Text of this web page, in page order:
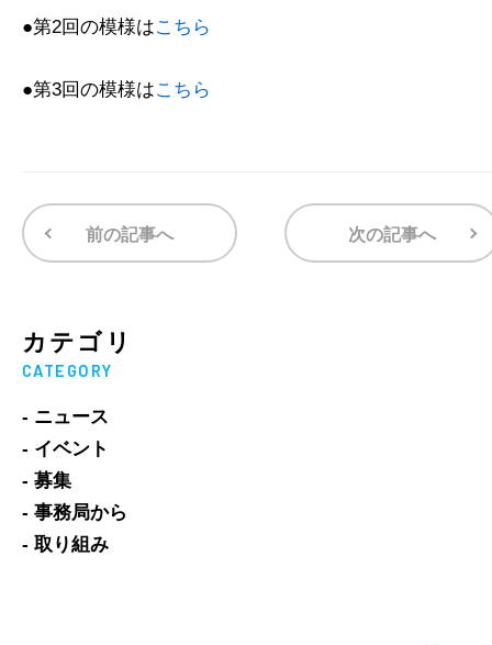
●第2回の模様はこちら
●第3回の模様はこちら
前の記事へ 次の記事へ
カテゴリ
CATEGORY
- ニュース
- イベント
- 募集
- 事務局から
- 取り組み